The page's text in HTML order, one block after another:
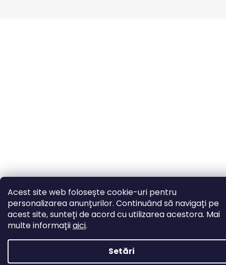
Acest site web folosește cookie-uri pentru
personalizarea anunțurilor. Continuând să navigați pe
acest site, sunteți de acord cu utilizarea acestora. Mai
multe informațiiaici.
Setări